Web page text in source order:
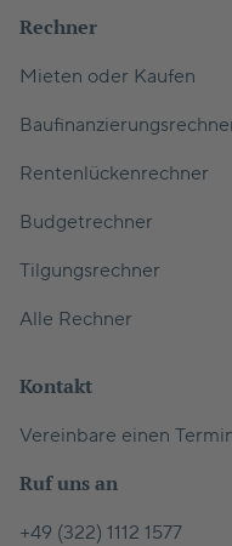
Rechner
Mieten oder Kaufen
Rentenlückenrechner
Budgetrechner
Tilgungsrechner
Alle Rechner
Kontakt
Vereinbare einen
Ruf uns an
+49 (322) 1112 1577